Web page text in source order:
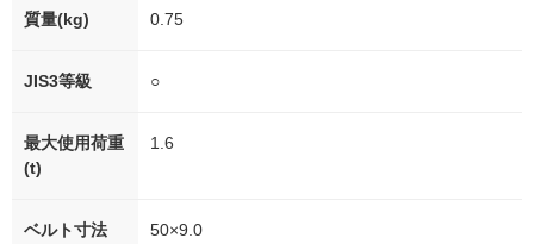
質量(kg) 0.75
JIS3等級 ○
最大使用荷重
(t)
1.6
ベルト寸法
50×9.0